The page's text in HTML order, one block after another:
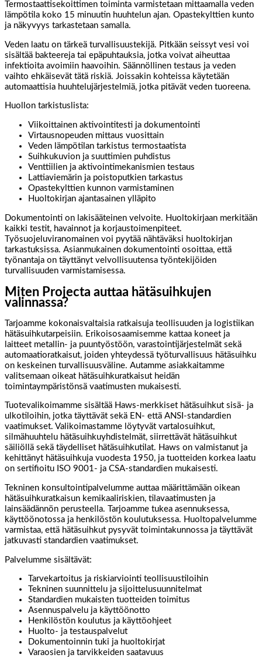
Termostaattisekoittimen toiminta varmistetaan mittaamalla veden
lämpötila koko 15 minuutin huuhtelun ajan. Opastekylttien kunto
ja näkyvyys tarkastetaan samalla.
Veden laatu on tärkeä turvallisuustekijä. Pitkään seissyt vesi voi
sisältää bakteereja tai epäpuhtauksia, jotka voivat aiheuttaa
infektioita avoimiin haavoihin. Säännöllinen testaus ja veden
vaihto ehkäisevät tätä riskiä. Joissakin kohteissa käytetään
automaattisia huuhtelujärjestelmiä, jotka pitävät veden tuoreena.
Huollon tarkistuslista:
Viikoittainen aktivointitesti ja dokumentointi
Virtausnopeuden mittaus vuosittain
Veden lämpötilan tarkistus termostaatista
Suihkukuvion ja suuttimien puhdistus
Venttiilien ja aktivointimekanismien testaus
Lattiaviemärin ja poistoputkien tarkastus
Opastekylttien kunnon varmistaminen
Huoltokirjan ajantasainen ylläpito
Dokumentointi on lakisääteinen velvoite. Huoltokirjaan merkitään
kaikki testit, havainnot ja korjaustoimenpiteet.
Työsuojeluviranomainen voi pyytää nähtäväksi huoltokirjan
tarkastuksissa. Asianmukainen dokumentointi osoittaa, että
työnantaja on täyttänyt velvollisuutensa työntekijöiden
turvallisuuden varmistamisessa.
Miten Projecta auttaa hätäsuihkujen
valinnassa?
Tarjoamme kokonaisvaltaisia ratkaisuja teollisuuden ja logistiikan
hätäsuihkutarpeisiin. Erikoisosaamisemme kattaa koneet ja
laitteet metallin- ja puuntyöstöön, varastointijärjestelmät sekä
automaatioratkaisut, joiden yhteydessä työturvallisuus hätäsuihku
on keskeinen turvallisuusväline. Autamme asiakkaitamme
valitsemaan oikeat hätäsuihkuratkaisut heidän
toimintaympäristönsä vaatimusten mukaisesti.
Tuotevalikoimamme sisältää Haws-merkkiset hätäsuihkut sisä- ja
ulkotiloihin, jotka täyttävät sekä EN- että ANSI-standardien
vaatimukset. Valikoimastamme löytyvät vartalosuihkut,
silmähuuhtelu hätäsuihkuyhdistelmät, siirrettävät hätäsuihkut
säiliöllä sekä täydelliset hätäsuihkutilat. Haws on valmistanut ja
kehittänyt hätäsuihkuja vuodesta 1950, ja tuotteiden korkea laatu
on sertifioitu ISO 9001- ja CSA-standardien mukaisesti.
Tekninen konsultointipalvelumme auttaa määrittämään oikean
hätäsuihkuratkaisun kemikaaliriskien, tilavaatimusten ja
lainsäädännön perusteella. Tarjoamme tukea asennuksessa,
käyttöönotossa ja henkilöstön koulutuksessa. Huoltopalvelumme
varmistaa, että hätäsuihkut pysyvät toimintakunnossa ja täyttävät
jatkuvasti standardien vaatimukset.
Palvelumme sisältävät:
Tarvekartoitus ja riskiarviointi teollisuustiloihin
Tekninen suunnittelu ja sijoittelusuunnitelmat
Standardien mukaisten tuotteiden toimitus
Asennuspalvelu ja käyttöönotto
Henkilöstön koulutus ja käyttöohjeet
Huolto- ja testauspalvelut
Dokumentoinnin tuki ja huoltokirjat
Varaosien ja tarvikkeiden saatavuus